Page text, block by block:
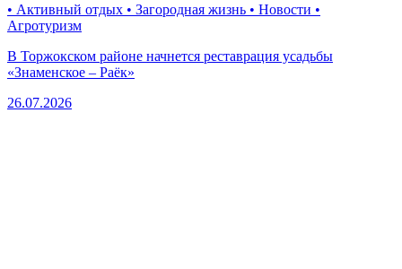
• Активный отдых • Загородная жизнь • Новости •
Агротуризм
В Торжокском районе начнется реставрация усадьбы
«Знаменское – Раёк»
26.07.2026